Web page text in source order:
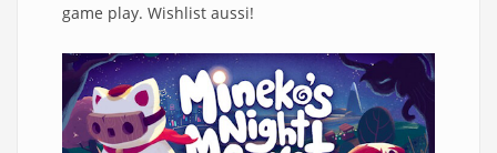
game play. Wishlist aussi!